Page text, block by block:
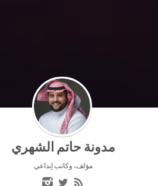
مدونة حاتم الشهري
مؤلف، وكاتب إبداعي